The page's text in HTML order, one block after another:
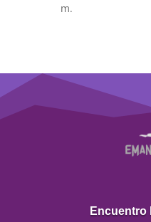
m.
Encuentro